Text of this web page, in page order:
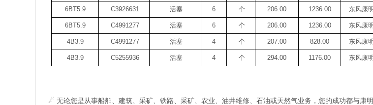
6BT5.9 C3926631 活塞 6 个 206.00 1236.00 东风康
6BT5.9 C4991277 活塞 6 个 206.00 1236.00 东风康
4B3.9 C4991277 活塞 4 个 207.00 828.00 东风康
4B3.9 C5255936 活塞 4 个 294.00 1176.00 东风康
☄ 无论您是从事船舶、建筑、采矿、铁路、采矿、农业、油井维修、石油或天然气业务，您的成功都与康